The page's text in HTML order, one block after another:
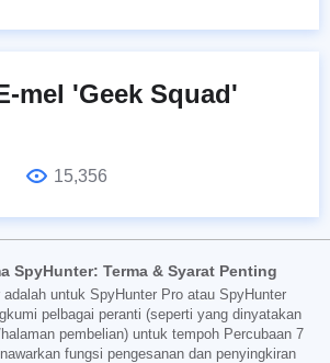
mel 'Geek Squad'
15,356
SpyHunter: Terma & Syarat Penting
adalah untuk SpyHunter Pro atau SpyHunter
pelbagai peranti (seperti yang dinyatakan
pembelian) untuk tempoh Percubaan 7
fungsi pengesanan dan penyingkiran